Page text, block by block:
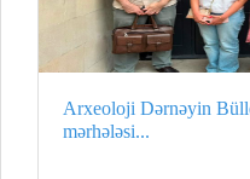
Arxeoloji Dərnəyin
mərhələsi...